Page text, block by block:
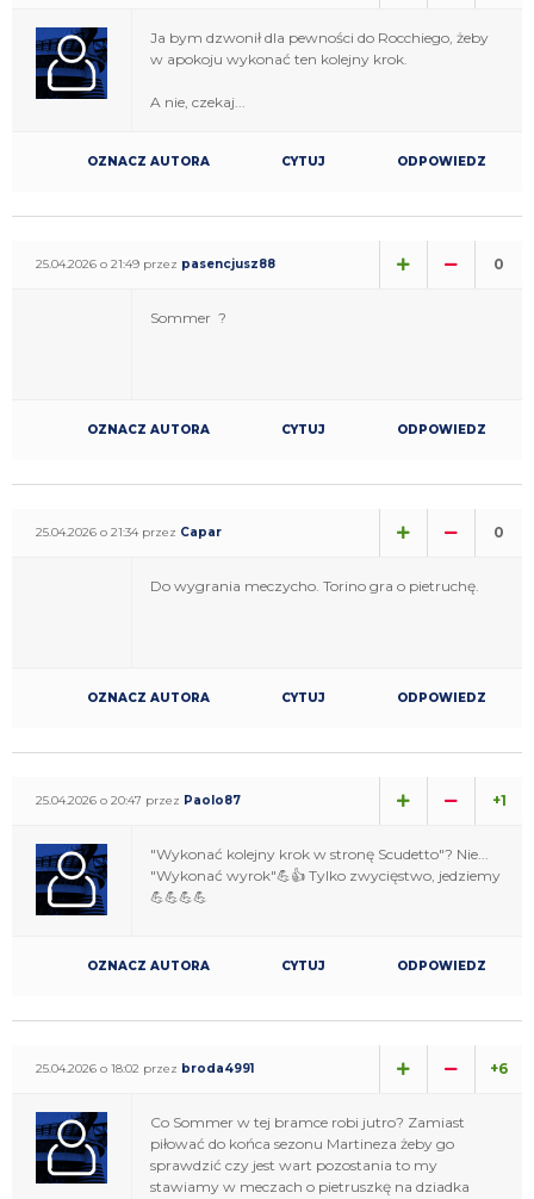
Ja bym dzwonił dla pewności do Rocchiego, żeby
w apokoju wykonać ten kolejny krok.
A nie, czekaj...
OZNACZ AUTORA CYTUJ ODPOWIEDZ
25.04.2026 o 21:49 przez pasencjusz88 0
Sommer ?
OZNACZ AUTORA CYTUJ ODPOWIEDZ
25.04.2026 o 21:34 przez Capar 0
Do wygrania meczycho. Torino gra o pietruchę.
OZNACZ AUTORA CYTUJ ODPOWIEDZ
25.04.2026 o 20:47 przez Paolo87 +1
"Wykonać kolejny krok w stronę Scudetto"? Nie...
"Wykonać wyrok"💪👍 Tylko zwycięstwo, jedziemy
💪💪💪💪
OZNACZ AUTORA CYTUJ ODPOWIEDZ
25.04.2026 o 18:02 przez broda4991 +6
Co Sommer w tej bramce robi jutro? Zamiast
piłować do końca sezonu Martineza żeby go
sprawdzić czy jest wart pozostania to my
stawiamy w meczach o pietruszkę na dziadka